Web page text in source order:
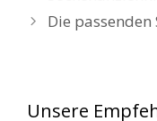
Die
Unsere